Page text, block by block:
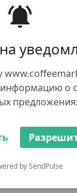
о
by SendPulse
иного,
и
Украины
электронной
с
товаров,